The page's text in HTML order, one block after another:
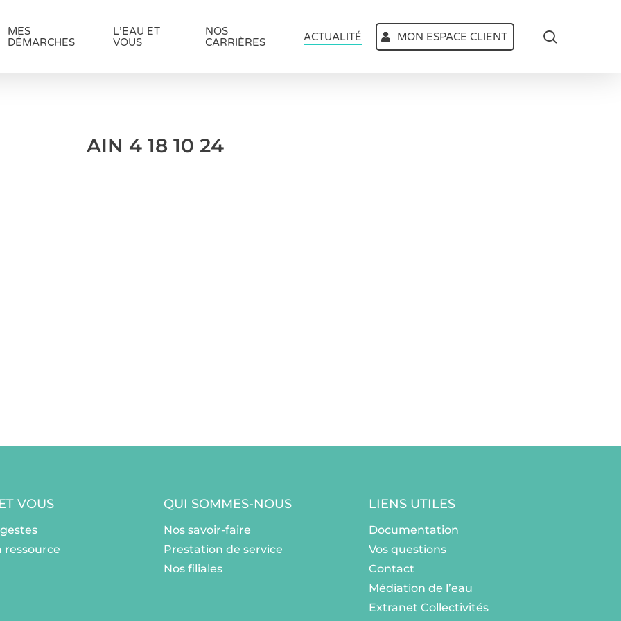
MES
DÉMARCHES
L’EAU ET
VOUS
NOS
CARRIÈRES
ACTUALITÉ MON ESPACE CLIENT
AIN 4 18 10 24
VOUS
ressource
QUI SOMMES-NOUS
Nos savoir-faire
Prestation de service
Nos filiales
LIENS UTILES
Documentation
Vos questions
Contact
Médiation de l’eau
Extranet Collectivités